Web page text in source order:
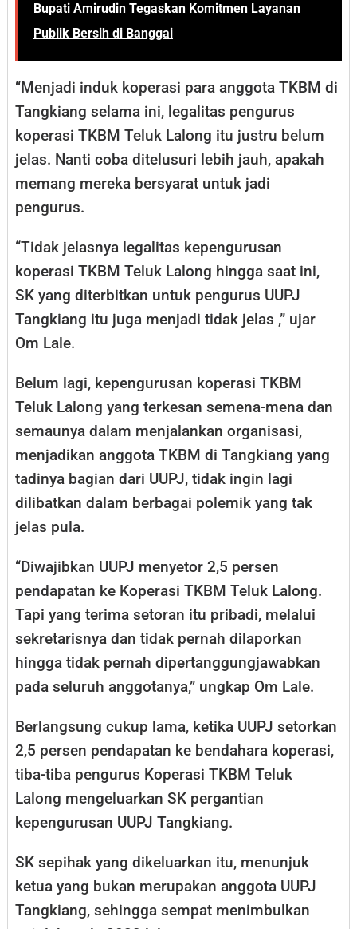
Bupati Amirudin Tegaskan Komitmen Layanan
Publik Bersih di Banggai
“Menjadi induk koperasi para anggota TKBM di
Tangkiang selama ini, legalitas pengurus
koperasi TKBM Teluk Lalong itu justru belum
jelas. Nanti coba ditelusuri lebih jauh, apakah
memang mereka bersyarat untuk jadi
pengurus.
“Tidak jelasnya legalitas kepengurusan
koperasi TKBM Teluk Lalong hingga saat ini,
SK yang diterbitkan untuk pengurus UUPJ
Tangkiang itu juga menjadi tidak jelas ,” ujar
Om Lale.
Belum lagi, kepengurusan koperasi TKBM
Teluk Lalong yang terkesan semena-mena dan
semaunya dalam menjalankan organisasi,
menjadikan anggota TKBM di Tangkiang yang
tadinya bagian dari UUPJ, tidak ingin lagi
dilibatkan dalam berbagai polemik yang tak
jelas pula.
“Diwajibkan UUPJ menyetor 2,5 persen
pendapatan ke Koperasi TKBM Teluk Lalong.
Tapi yang terima setoran itu pribadi, melalui
sekretarisnya dan tidak pernah dilaporkan
hingga tidak pernah dipertanggungjawabkan
pada seluruh anggotanya,” ungkap Om Lale.
Berlangsung cukup lama, ketika UUPJ setorkan
2,5 persen pendapatan ke bendahara koperasi,
tiba-tiba pengurus Koperasi TKBM Teluk
Lalong mengeluarkan SK pergantian
kepengurusan UUPJ Tangkiang.
SK sepihak yang dikeluarkan itu, menunjuk
ketua yang bukan merupakan anggota UUPJ
Tangkiang, sehingga sempat menimbulkan